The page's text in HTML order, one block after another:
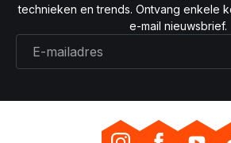
technieken en trends. Ontvang enkele
e-mail nieuwsbrief.